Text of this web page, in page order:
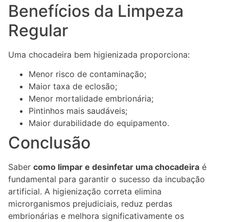
Benefícios da Limpeza
Regular
Uma chocadeira bem higienizada proporciona:
Menor risco de contaminação;
Maior taxa de eclosão;
Menor mortalidade embrionária;
Pintinhos mais saudáveis;
Maior durabilidade do equipamento.
Conclusão
Saber como limpar e desinfetar uma chocadeira é
fundamental para garantir o sucesso da incubação
artificial. A higienização correta elimina
microrganismos prejudiciais, reduz perdas
embrionárias e melhora significativamente os